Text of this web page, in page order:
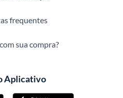
frequentes
sua compra?
Aplicativo